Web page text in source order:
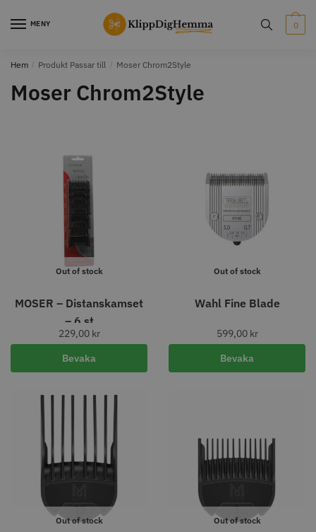
MENY 0
Hem / Produkt Passar till / Moser Chrom2Style
Moser Chrom2Style
Out of stock
MOSER – Distanskamset
– 6 st
229,00 kr
Bevaka
Out of stock
Wahl Fine Blade
599,00 kr
Bevaka
Out of stock Out of stock
WAHL - Cordless MagicClip
1849.00 kr
12% Rabatt
Solidcos Wolf - 5.5"
499.00 kr
STORSÄLJARE
Jaguar Klippkam 500
49.00 kr
Info Köp
Kyone Ultima Hårtrimmer
1499.00 kr
Info Köp